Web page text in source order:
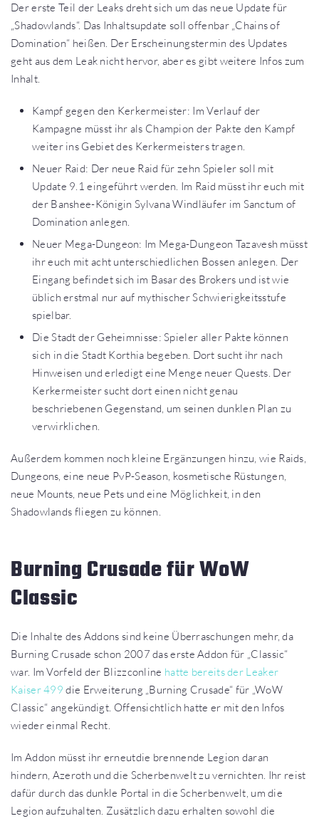
Der erste Teil der Leaks dreht sich um das neue Update für
„Shadowlands“. Das Inhaltsupdate soll offenbar „Chains of
Domination“ heißen. Der Erscheinungstermin des Updates
geht aus dem Leak nicht hervor, aber es gibt weitere Infos zum
Inhalt.
Kampf gegen den Kerkermeister: Im Verlauf der
Kampagne müsst ihr als Champion der Pakte den Kampf
weiter ins Gebiet des Kerkermeisters tragen.
Neuer Raid: Der neue Raid für zehn Spieler soll mit
Update 9.1 eingeführt werden. Im Raid müsst ihr euch mit
der Banshee-Königin Sylvana Windläufer im Sanctum of
Domination anlegen.
Neuer Mega-Dungeon: Im Mega-Dungeon Tazavesh müsst
ihr euch mit acht unterschiedlichen Bossen anlegen. Der
Eingang befindet sich im Basar des Brokers und ist wie
üblich erstmal nur auf mythischer Schwierigkeitsstufe
spielbar.
Die Stadt der Geheimnisse: Spieler aller Pakte können
sich in die Stadt Korthia begeben. Dort sucht ihr nach
Hinweisen und erledigt eine Menge neuer Quests. Der
Kerkermeister sucht dort einen nicht genau
beschriebenen Gegenstand, um seinen dunklen Plan zu
verwirklichen.
Außerdem kommen noch kleine Ergänzungen hinzu, wie Raids,
Dungeons, eine neue PvP-Season, kosmetische Rüstungen,
neue Mounts, neue Pets und eine Möglichkeit, in den
Shadowlands fliegen zu können.
Burning Crusade für WoW
Classic
Die Inhalte des Addons sind keine Überraschungen mehr, da
Burning Crusade schon 2007 das erste Addon für „Classic“
war. Im Vorfeld der Blizzconline hatte bereits der Leaker
Kaiser 499 die Erweiterung „Burning Crusade“ für „WoW
Classic“ angekündigt. Offensichtlich hatte er mit den Infos
wieder einmal Recht.
Im Addon müsst ihr erneutdie brennende Legion daran
hindern, Azeroth und die Scherbenwelt zu vernichten. Ihr reist
dafür durch das dunkle Portal in die Scherbenwelt, um die
Legion aufzuhalten. Zusätzlich dazu erhalten sowohl die